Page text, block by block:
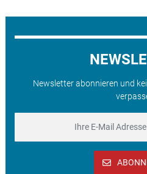
Newsletter abonnieren und